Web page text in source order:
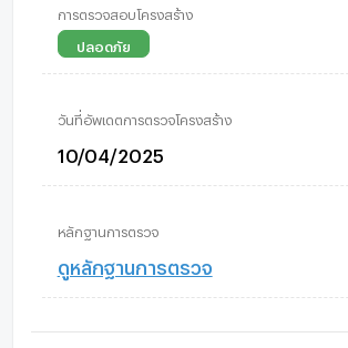
การตรวจสอบโครงสร้าง
ปลอดภัย
วันที่อัพเดตการตรวจโครงสร้าง
10/04/2025
หลักฐานการตรวจ
ดูหลักฐานการตรวจ